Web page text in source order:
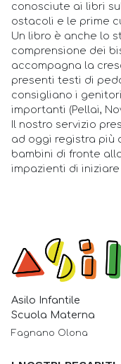
conosciute ai libri
ostacoli e le prime
Un libro è anche lo
comprensione dei
accompagna la
presenti testi di
consigliano i
importanti (Pellai,
Il nostro servizio
ad oggi registra più
bambini di fronte
impazienti di
Asilo Infantile
Scuola Materna
Fagnano Olona